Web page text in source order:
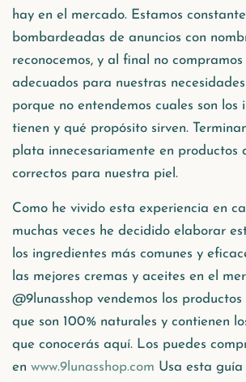
hay en el mercado. Estamos
bombardeadas de anuncios con
reconocemos, y al final no
adecuados para nuestras
porque no entendemos cuales son los
tienen y qué propósito sirven.
plata innecesariamente en productos
correctos para nuestra piel.
Como he vivido esta experiencia en
muchas veces he decidido elaborar
los ingredientes más comunes y
las mejores cremas y aceites en el
@9lunasshop vendemos los
que son 100% naturales y contienen
que conocerás aquí. Los puedes
en www.9lunasshop.com Usa esta